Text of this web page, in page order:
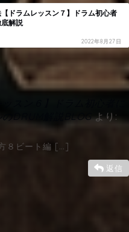
ドラムレッスン７】ドラム初心者
解説
2022年8月27日
スン６】ドラム初心者に
DRUM解説BLOG より:
８ビート編 […]
返信